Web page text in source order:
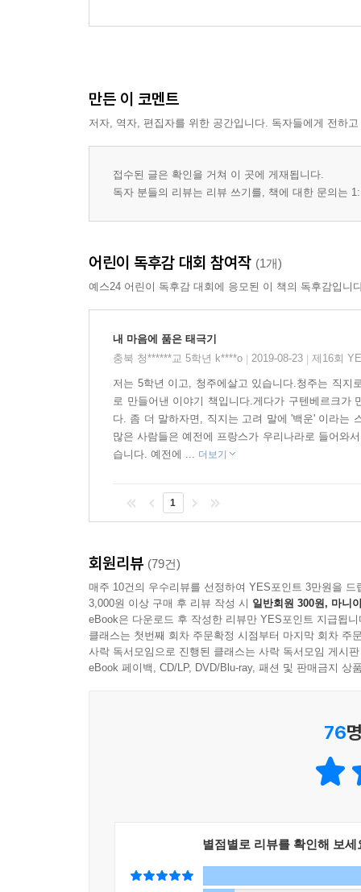
만든 이 코멘트
저자, 역자, 편집자를 위한 공간입니다. 독자들에게 전하
접수된 글은 확인을 거쳐 이 곳에 게재됩니다.
독자 분들의 리뷰는 리뷰 쓰기를, 책에 대한 문의는
어린이 독후감 대회 참여작 (1개)
예스24 어린이 독후감 대회에 응모된 이 책의 독후감입니
내 마음에 품은 태극기
충북 청******교 5학년 k****o
2019-08-23 제16회
저는 5학년 이고, 청주에살고 있습니다.청주는 직지
로 만들어낸 이야기 책입니다.게다가 구텐베르크가
다. 좀 더 말하자면, 직지는 고려 말에 '백운' 이라는
많은 사람들은 예전에 프랑스가 우리나라로 들어와
습니다. 예전에 ... 더보기
1
회원리뷰 (79건)
매주 10건의 우수리뷰를 선정하여 YES포인트 3만원을 드
3,000원 이상 구매 후 리뷰 작성 시 일반회원 300원, 마니
eBook은 다운로드 후 작성한 리뷰만 YES포인트 지급됩니
클래스는 첫번째 회차 주문확정 시점부터 마지막 회차 주
사락 독서모임으로 진행된 클래스는 사락 독서모임 게시
eBook 페이백, CD/LP, DVD/Blu-ray, 패션 및 판매금지 상
76
별점별로 리뷰를 확인해 보세